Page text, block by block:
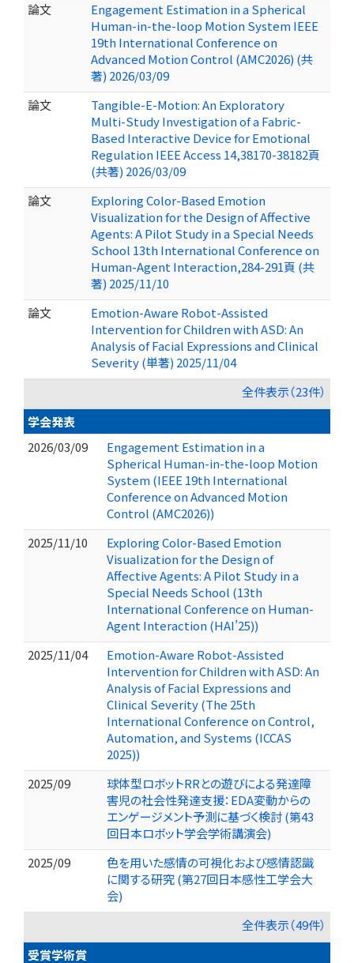
論文
Engagement Estimation in a Spherical
Human-in-the-loop Motion System IEEE
19th International Conference on
Advanced Motion Control (AMC2026) (共
著) 2026/03/09
論文
Tangible-E-Motion: An Exploratory
Multi-Study Investigation of a Fabric-
Based Interactive Device for Emotional
Regulation IEEE Access 14,38170-38182頁
(共著) 2026/03/09
論文
Exploring Color-Based Emotion
Visualization for the Design of Affective
Agents: A Pilot Study in a Special Needs
School 13th International Conference on
Human-Agent Interaction,284-291頁 (共
著) 2025/11/10
論文
Emotion-Aware Robot-Assisted
Intervention for Children with ASD: An
Analysis of Facial Expressions and Clinical
Severity (単著) 2025/11/04
全件表示（23件）
学会発表
2026/03/09
Engagement Estimation in a
Spherical Human-in-the-loop Motion
System (IEEE 19th International
Conference on Advanced Motion
Control (AMC2026))
2025/11/10
Exploring Color-Based Emotion
Visualization for the Design of
Affective Agents: A Pilot Study in a
Special Needs School (13th
International Conference on Human-
Agent Interaction (HAI’25))
2025/11/04
Emotion-Aware Robot-Assisted
Intervention for Children with ASD: An
Analysis of Facial Expressions and
Clinical Severity (The 25th
International Conference on Control,
Automation, and Systems (ICCAS
2025))
2025/09
球体型ロボットRRとの遊びによる発達障
害児の社会性発達支援：EDA変動からの
エンゲージメント予測に基づく検討 (第43
回日本ロボット学会学術講演会)
2025/09
色を用いた感情の可視化および感情認識
に関する研究 (第27回日本感性工学会大
会)
全件表示（49件）
受賞学術賞